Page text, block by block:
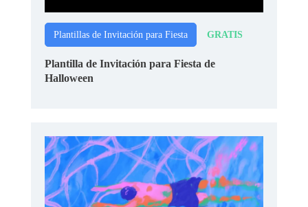
Plantillas de Invitación para Fiesta GRATIS
Plantilla de Invitación para Fiesta de
Halloween